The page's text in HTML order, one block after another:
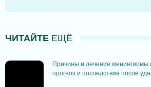
ЧИТАЙТЕ ЕЩЁ
Причины и лечение менингиомы
прогноз и последствия после